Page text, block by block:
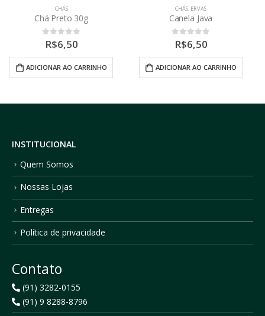
CHÁS,ERVAS
Canela Java
0 out of 5
R$6,50
ADICIONAR AO CARRINHO
CHÁS,ERVAS
Alfazema
0 out of 5
R$6,50
ADICIONAR AO CARRINHO
INSTITUCIONAL
Quem Somos
Nossas Lojas
Entregas
Política de privacidade
Contato
(91) 3282-0155
(91) 9 8288-8796